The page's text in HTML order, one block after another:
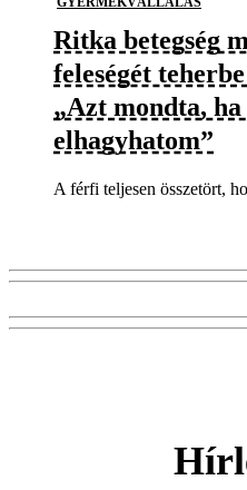
Ritka betegség
feleségét
„Azt mondta,
elhagyhatom”
A férfi teljesen összetört,